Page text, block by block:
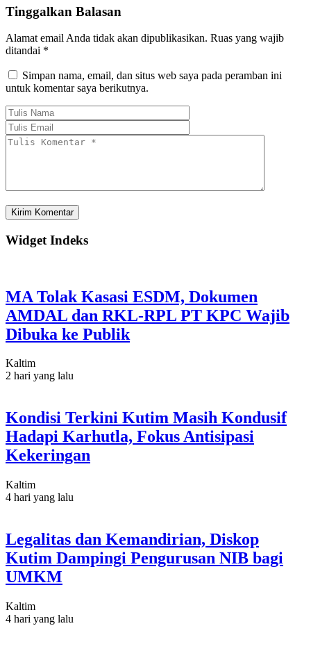
Tinggalkan Balasan
Alamat email Anda tidak akan dipublikasikan. Ruas yang wajib
ditandai *
Simpan nama, email, dan situs web saya pada peramban ini
untuk komentar saya berikutnya.
Widget Indeks
MA Tolak Kasasi ESDM, Dokumen
AMDAL dan RKL-RPL PT KPC Wajib
Dibuka ke Publik
Kaltim
2 hari yang lalu
Kondisi Terkini Kutim Masih Kondusif
Hadapi Karhutla, Fokus Antisipasi
Kekeringan
Kaltim
4 hari yang lalu
Legalitas dan Kemandirian, Diskop
Kutim Dampingi Pengurusan NIB bagi
UMKM
Kaltim
4 hari yang lalu